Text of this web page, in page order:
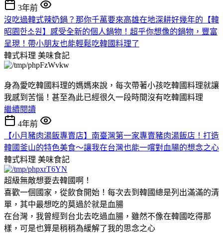
3年前
沒吃過韓式辣奶鍋？那你千萬要來高雄在地深耕好幾年的【韓
昭園한소원】感受全新的個人鍋物！超乎你想像的鍋物，豐富
呈現！帶小朋友也能輕鬆吃韓國料理了
韓式料理 美味食記
身為愛吃韓國料理的媽媽來說，每次帶著小孩吃韓國料理就讓
我感到苦惱！甚至為此已經很久一段時間沒有吃韓國料理
繼續閱讀
4年前
【小月豬肉湯飯專賣店】南臺灣第一家專賣豬肉湯飯店！打造
韓國釜山的特色美食～讓我在台灣也能一嚐對血腸的想念之心
韓式料理 美味食記
超級無敵想要去韓國啊！
喜歡一個國家，從飲食開始！每次去到韓國總是列出滿滿的清
單，其中最想吃的莫過於就是血腸
在台灣，我曾經到台北去吃過血腸，雖然不像在韓國吃得那
樣，可是也算是稍稍為緩解了我的思念之心